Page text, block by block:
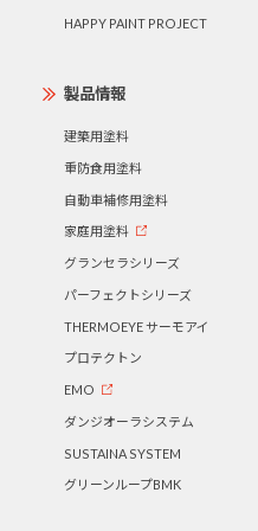
HAPPY PAINT PROJECT
製品情報
建築用塗料
重防食用塗料
自動車補修用塗料
家庭用塗料
グランセラシリーズ
パーフェクトシリーズ
THERMOEYE サーモアイ
プロテクトン
EMO
ダンジオーラシステム
SUSTAINA SYSTEM
グリーンループBMK